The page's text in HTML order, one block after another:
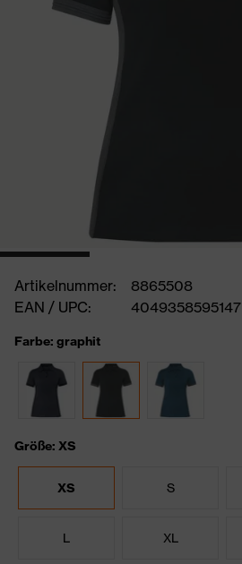
Artikelnummer:
8865508
EAN / UPC:
4049358595147
Farbe: graphit
Größe: XS
XS S
L XL